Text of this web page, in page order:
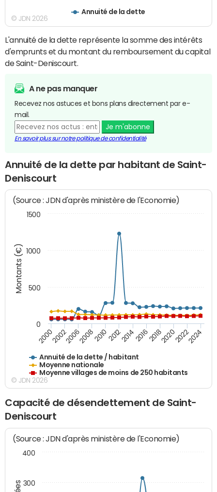
Annuité de la dette
© JDN 2026
L'annuité de la dette représente la somme des intérêts
d'emprunts et du montant du remboursement du capital
de Saint-Deniscourt.
A ne pas manquer
Recevez nos astuces et bons plans directement par e-
mail.
Je m'abonne
En savoir plus sur notre politique de confidentialité
Annuité de la dette par habitant de Saint-
Deniscourt
Montants (€)
(Source : JDN d'après ministère de l'Economie)
Annuité de la dette / habitant
Moyenne nationale
Moyenne villages de moins de 250 habitants
200020022006200820102012201420162018202020222024
0
500
1000
1500
© JDN 2026
Capacité de désendettement de Saint-
Deniscourt
(Source : JDN d'après ministère de l'Economie)
300
400